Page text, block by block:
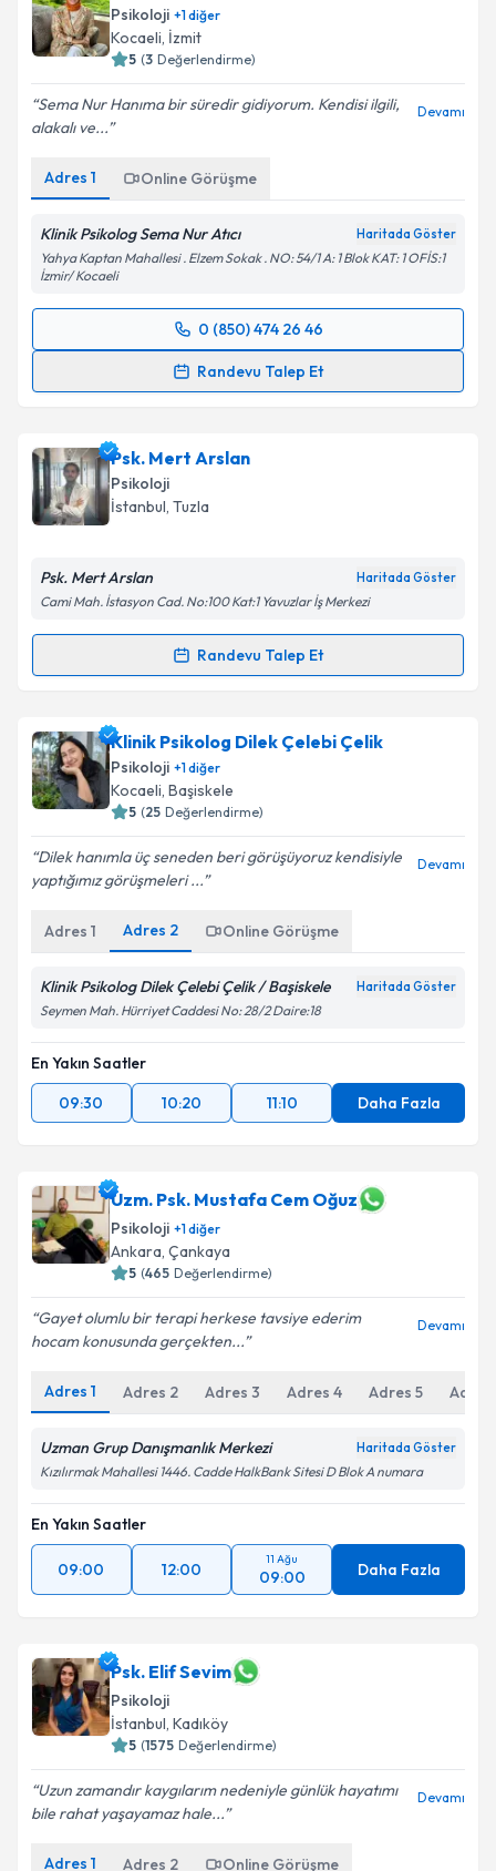
Psikoloji +1diğer
Kocaeli, İzmit
5 (3 Değerlendirme)
Sema Nur Hanıma bir süredir gidiyorum. Kendisi ilgili,
alakalı ve...
Devamı
Adres 1 Online Görüşme
Klinik Psikolog Sema Nur Atıcı Haritada Göster
Yahya Kaptan Mahallesi . Elzem Sokak . NO: 54/1 A: 1 Blok KAT: 1 OFİS:1
İzmir/ Kocaeli
0 (850) 474 26 46
Randevu Talep Et
Randevu Takvimi Talebi
için bir takvim hazırlandığında e-posta ile
bilgilendireceğiz.
E-posta Adresiniz
Kişisel verilerimin işlenmesine ilişkinAydınlatma
'ni okudum ve kişisel verilerimin belirtilen
kapsamda işlenmesini kabul ediyorum.
Takvim Talebini Gönder
Psk. Mert Arslan
Psikoloji
İstanbul, Tuzla
Psk. Mert Arslan Haritada Göster
Cami Mah. İstasyon Cad. No:100 Kat:1 Yavuzlar İş Merkezi
Randevu Talep Et
Randevu Takvimi Talebi
Psk. Mert Arslaniçin randevu takvimi talebi
oluşturun. Size bu uzmandan randevu almanız için bir
takvim hazırlandığında e-posta ile bilgilendireceğiz.
Kişisel verilerimin işlenmesine ilişkin
Metni'ni okudum ve kişisel verilerimin belirtilen
kapsamda işlenmesini kabul ediyorum.
Klinik Psikolog Dilek Çelebi Çelik
Psikoloji +1diğer
Kocaeli, Başiskele
5 (25 Değerlendirme)
Dilek hanımla üç seneden beri görüşüyoruz kendisiyle
yaptığımız görüşmeleri ...
Devamı
Adres 1 Adres 2 Online Görüşme
Klinik Psikolog Dilek Çelebi Çelik / Başiskele Haritada Göster
Seymen Mah. Hürriyet Caddesi No: 28/2 Daire:18
En Yakın Saatler
09:30
10:20 11:10 Daha Fazla
Uzm. Psk. Mustafa Cem Oğuz
Psikoloji +1diğer
Ankara, Çankaya
5 (465 Değerlendirme)
Gayet olumlu bir terapi herkese tavsiye ederim
hocam konusunda gerçekten...
Devamı
Adres 1 Adres 2 Adres 3 Adres 4 Adres 5 Adres
Uzman Grup Danışmanlık Merkezi Haritada Göster
Kızılırmak Mahallesi 1446. Cadde HalkBank Sitesi D Blok A numara
En Yakın Saatler
09:00 12:00
11 Ağu
09:00 Daha Fazla
Psk. Elif Sevim
Psikoloji
İstanbul, Kadıköy
5 (1575 Değerlendirme)
Uzun zamandır kaygılarım nedeniyle günlük hayatımı
bile rahat yaşayamaz hale...
Devamı
Adres 1 Adres 2 Online Görüşme